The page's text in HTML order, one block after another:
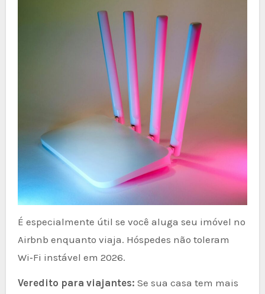
É especialmente útil se você aluga seu imóvel no
Airbnb enquanto viaja. Hóspedes não toleram
Wi‑Fi instável em 2026.
Veredito para viajantes: Se sua casa tem mais